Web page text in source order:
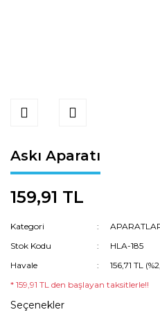
Askı Aparatı
159,91 TL
Kategori
Stok Kodu
HLA-185
Havale
156,71 TL
* 159,91 TL den başlayan taksitlerle!!
Seçenekler